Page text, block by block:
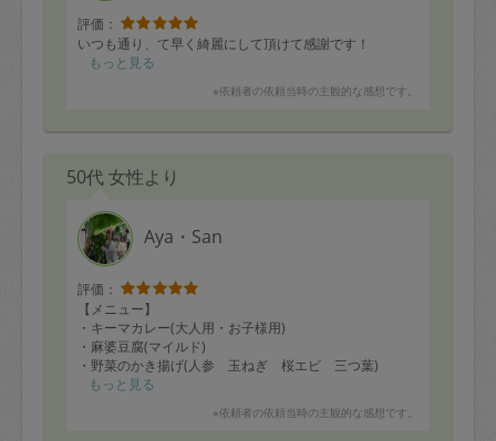
評価：
いつも通り、て早く綺麗にして頂けて感謝です！
もっと見る
※依頼者の依頼当時の主観的な感想です。
50代 女性より
Aya・San
評価：
【メニュー】
・キーマカレー(大人用・お子様用)
・麻婆豆腐(マイルド)
・野菜のかき揚げ(人参 玉ねぎ 桜エビ 三つ葉)
・里芋唐揚げ
・ほうれん草と人参の胡麻和え
もっと見る
※依頼者の依頼当時の主観的な感想です。